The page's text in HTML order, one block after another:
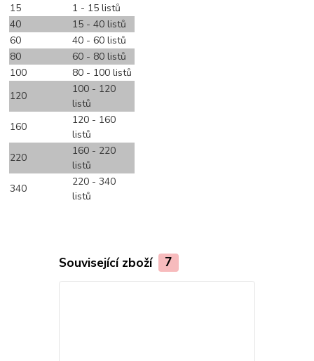
15
1 - 15 listů
40
15 - 40 listů
60
40 - 60 listů
80
60 - 80 listů
100
80 - 100 listů
120
100 - 120
listů
160
120 - 160
listů
220
160 - 220
listů
340
220 - 340
listů
Související zboží 7